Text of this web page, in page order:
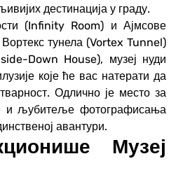
дестинација у граду.
(Infinity Room) и Ајмсове
тунела (Vortex Tunnel)
Down House), музеј нуди
које ће вас натерати да
Одлично је место за
и љубитеље фотографисања
авантури.
Музеј